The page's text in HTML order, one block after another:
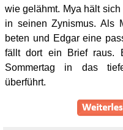
wie gelähmt. Mya hält
in seinen Zynismus. Als
beten und Edgar eine
fällt dort ein Brief raus.
Sommertag in das
überführt.